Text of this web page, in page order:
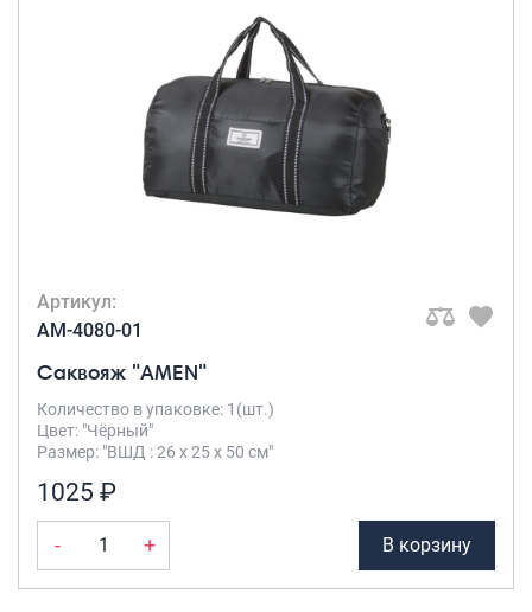
Артикул:
AM-4080-01
Саквояж "AMEN"
Количество в упаковке: 1(шт.)
Цвет: "Чёрный"
Размер: "ВШД : 26 х 25 х 50 см"
1025 ₽
- + В корзину